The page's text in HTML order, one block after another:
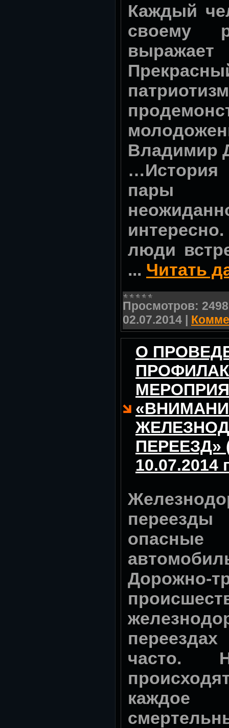
Каждый
своему
Владимир
пары
люди
... Читать
Просмотров: 2498
02.07.2014 |
О
ПЕРЕЕЗД»
10.07.2014
Дорожно-
каждое